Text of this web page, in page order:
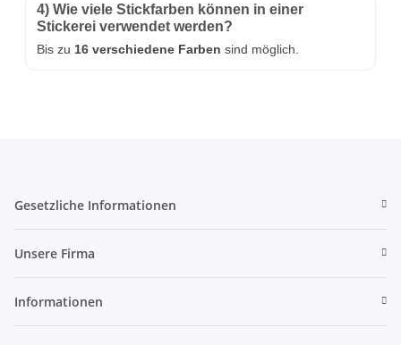
4) Wie viele Stickfarben können in einer
Stickerei verwendet werden?
Bis zu 16 verschiedene Farben sind möglich.
Gesetzliche Informationen
Unsere Firma
Informationen